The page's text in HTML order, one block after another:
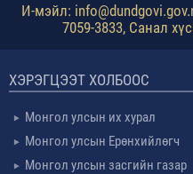
И-мэйл:
7059-3833, Санал
ХЭРЭГЦЭЭТ ХОЛБООС
Монгол улсын их хурал
Монгол улсын Ерөнхийлөгч
Монгол улсын засгийн газар